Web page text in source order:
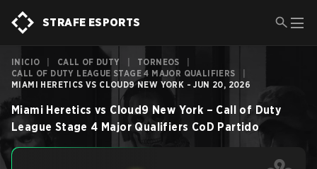
STRAFE ESPORTS
INICIO CALL OF DUTY TORNEOS
CALL OF DUTY LEAGUE STAGE 4 MAJOR QUALIFIERS
MIAMI HERETICS VS CLOUD9 NEW YORK - JUN 20, 2026
Miami Heretics vs Cloud9 New York – Call of Duty
League Stage 4 Major Qualifiers CoD Partido